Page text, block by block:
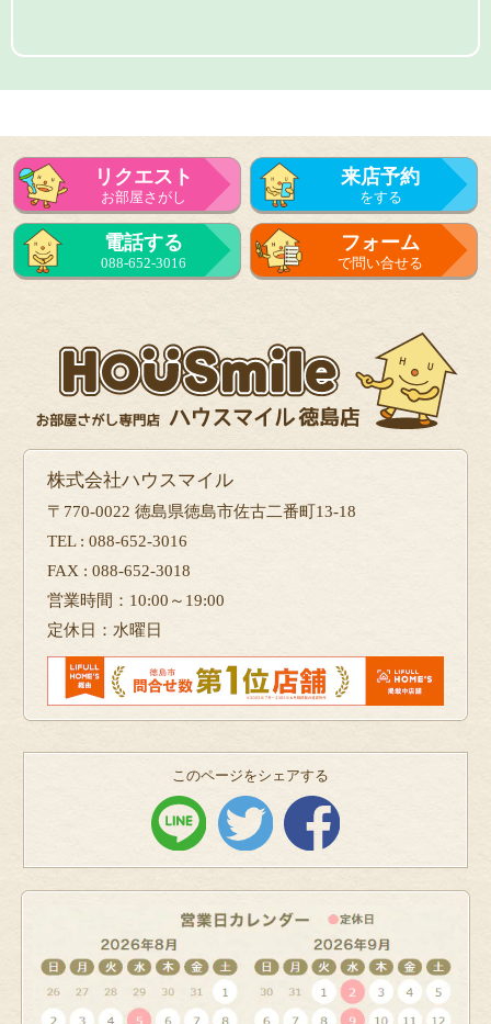
リクエスト
お部屋さがし
来店予約
をする
電話する
088-652-3016
フォーム
で問い合せる
株式会社ハウスマイル
〒770-0022 徳島県徳島市佐古二番町13-18
TEL : 088-652-3016
FAX : 088-652-3018
営業時間：10:00～19:00
定休日：水曜日
このページをシェアする